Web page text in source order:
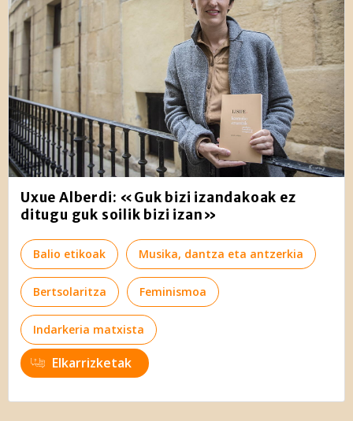
Uxue Alberdi: «Guk bizi izandakoak ez
ditugu guk soilik bizi izan»
Balio etikoak Musika, dantza eta antzerkia
Bertsolaritza Feminismoa
Indarkeria matxista
Elkarrizketak